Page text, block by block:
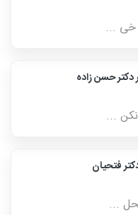
خی ...
دکتر حسن زاده
...
فتحیان
...